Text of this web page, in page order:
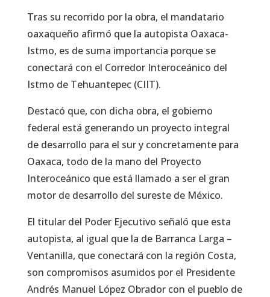
Tras su recorrido por la obra, el mandatario
oaxaqueño afirmó que la autopista Oaxaca-
Istmo, es de suma importancia porque se
conectará con el Corredor Interoceánico del
Istmo de Tehuantepec (CIIT).
Destacó que, con dicha obra, el gobierno
federal está generando un proyecto integral
de desarrollo para el sur y concretamente para
Oaxaca, todo de la mano del Proyecto
Interoceánico que está llamado a ser el gran
motor de desarrollo del sureste de México.
El titular del Poder Ejecutivo señaló que esta
autopista, al igual que la de Barranca Larga –
Ventanilla, que conectará con la región Costa,
son compromisos asumidos por el Presidente
Andrés Manuel López Obrador con el pueblo de